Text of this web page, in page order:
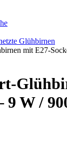
Glühbirnen
mit E27-
9 W /